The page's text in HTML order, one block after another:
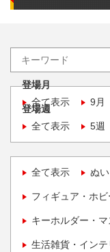
登場月
全て表示
9月
登場週
全て表示
5週
全て表示 ぬ
フィギュア・ホビ
キーホルダー・
生活雑貨・イン